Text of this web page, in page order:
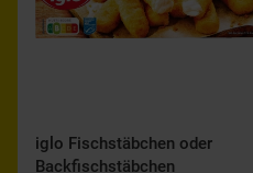
iglo Fischstäbchen oder
Backfischstäbchen